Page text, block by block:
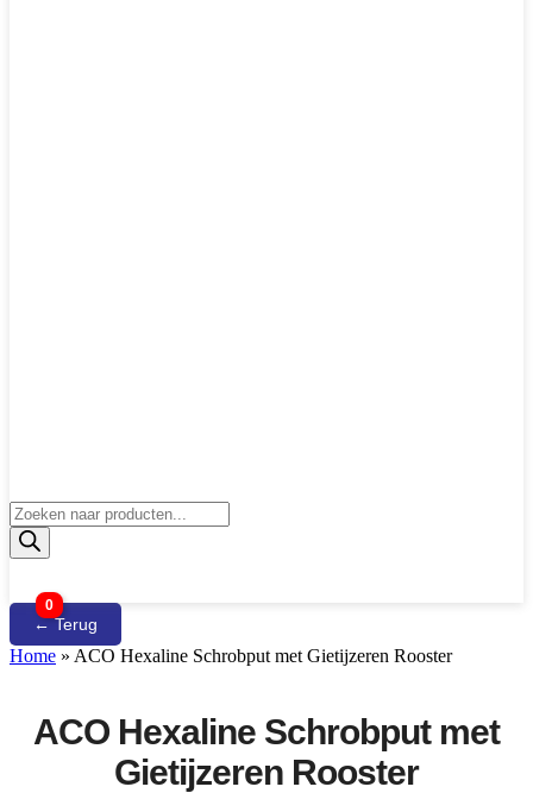
Producten
zoeken
0
← Terug
Home » ACO Hexaline Schrobput met Gietijzeren Rooster
ACO Hexaline Schrobput met
Gietijzeren Rooster